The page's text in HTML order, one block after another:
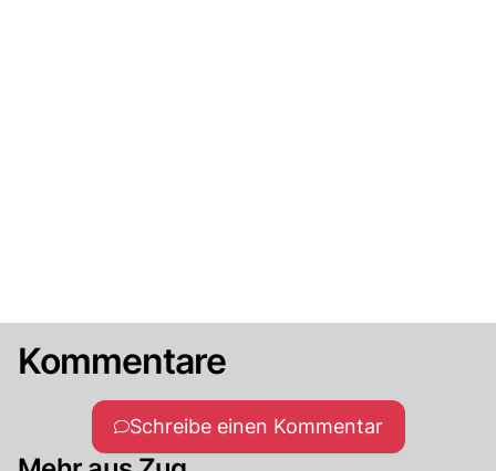
Kommentare
Schreibe einen Kommentar